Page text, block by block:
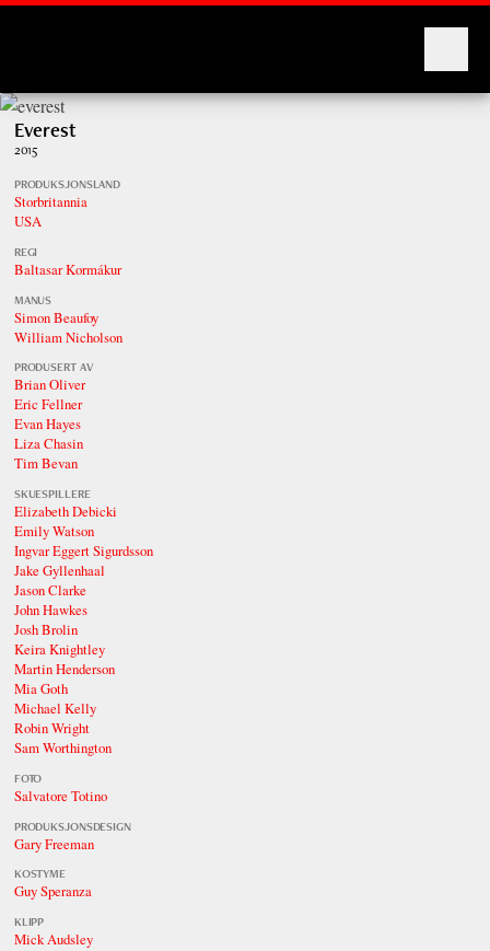
Everest
2015
PRODUKSJONSLAND
Storbritannia
USA
REGI
Baltasar Kormákur
MANUS
Simon Beaufoy
William Nicholson
PRODUSERT AV
Brian Oliver
Eric Fellner
Evan Hayes
Liza Chasin
Tim Bevan
SKUESPILLERE
Elizabeth Debicki
Emily Watson
Ingvar Eggert Sigurdsson
Jake Gyllenhaal
Jason Clarke
John Hawkes
Josh Brolin
Keira Knightley
Martin Henderson
Mia Goth
Michael Kelly
Robin Wright
Sam Worthington
FOTO
Salvatore Totino
PRODUKSJONSDESIGN
Gary Freeman
KOSTYME
Guy Speranza
KLIPP
Mick Audsley